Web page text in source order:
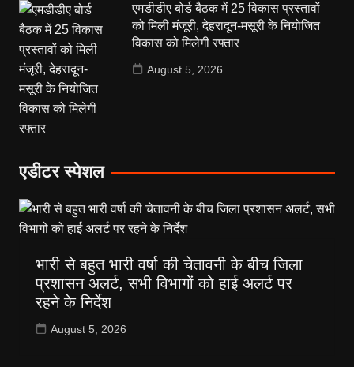
एमडीडीए बोर्ड बैठक में 25 विकास प्रस्तावों
को मिली मंजूरी, देहरादून-मसूरी के नियोजित
विकास को मिलेगी रफ्तार
August 5, 2026
एडीटर स्पेशल
भारी से बहुत भारी वर्षा की चेतावनी के बीच जिला
प्रशासन अलर्ट, सभी विभागों को हाई अलर्ट पर
रहने के निर्देश
August 5, 2026